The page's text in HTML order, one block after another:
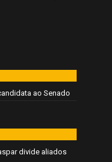
ao Senado
divide aliados